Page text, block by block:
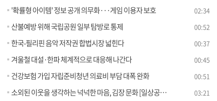
'확률형 아이템' 정보 공개 의무화···게임 이용자 보호 02:34
산불예방 위해 국립공원 일부 탐방로 통제 00:52
한국-필리핀 음악 저작권 합법시장 넓힌다 00:37
겨울철 대설·한파 체계적으로 대응해 나간다 00:45
건강보험 가입 자립준비청년 의료비 부담 대폭 완화 00:51
소외된 이웃을 생각하는 넉넉한 마음, 김장 문화 [일상공감365] 03:21